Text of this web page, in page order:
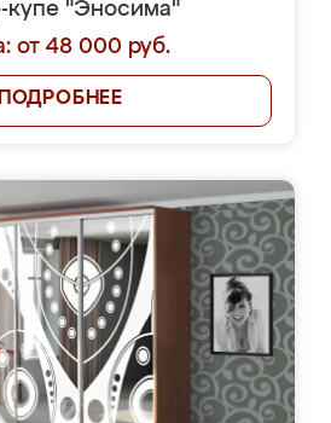
купе "Эносима"
от 48 000 руб.
ПОДРОБНЕЕ